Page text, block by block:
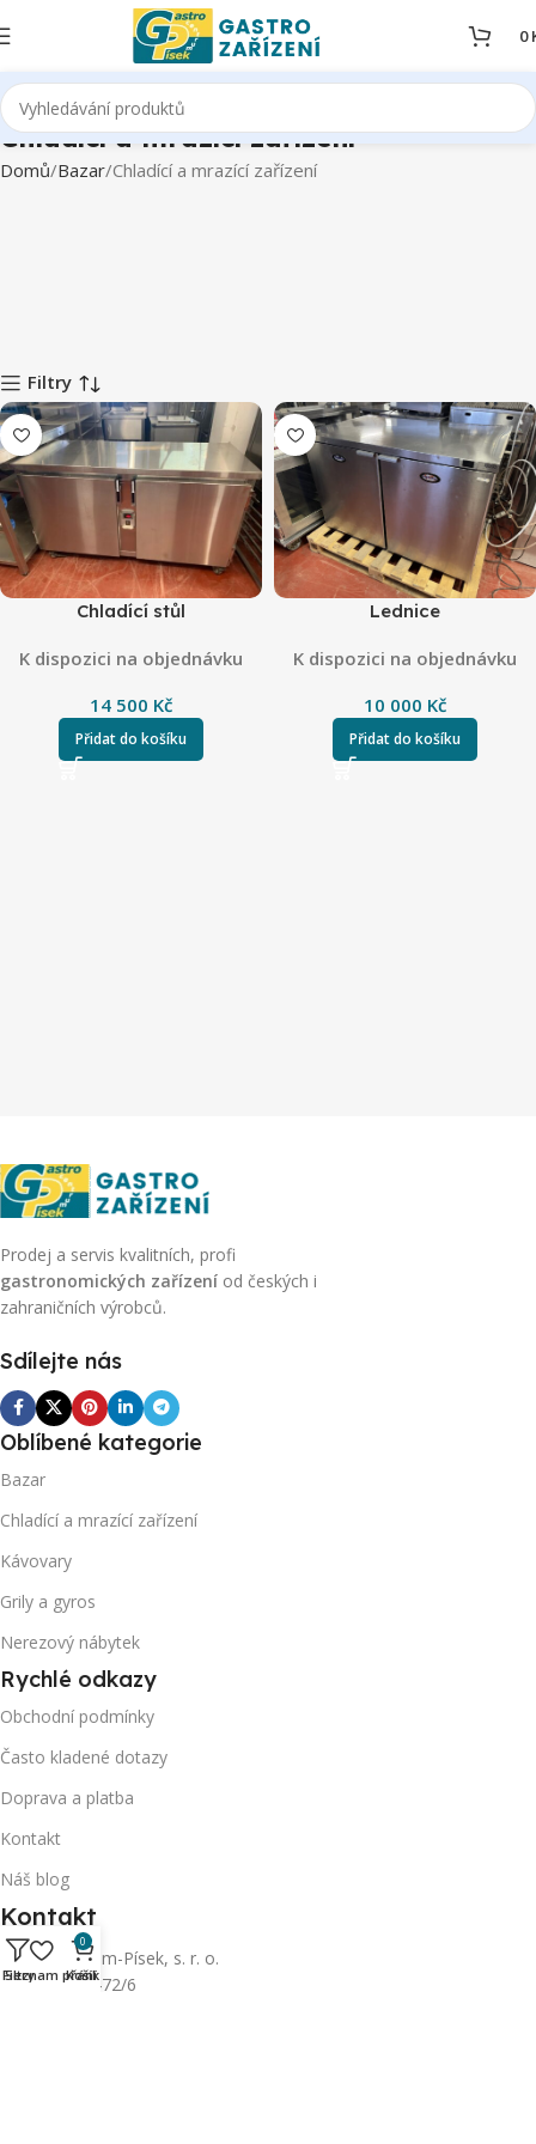
0
Chladící a mrazící zařízení
Domů Bazar Chladící a mrazící zařízení
Filtry
Chladící stůl
K dispozici na objednávku
14 500 Kč
Přidat do košíku
Lednice
K dispozici na objednávku
10 000 Kč
Přidat do košíku
Prodej a servis kvalitních, profi
gastronomických zařízení od českých i
zahraničních výrobců.
Sdílejte nás
Oblíbené kategorie
Bazar
Chladící a mrazící zařízení
Kávovary
Grily a gyros
Nerezový nábytek
Rychlé odkazy
Obchodní podmínky
Často kladené dotazy
Doprava a platba
Kontakt
Náš blog
Kontakt
Gastrocentrum-Písek, s. r. o.
Sedláčkova 472/6
Filtry
Seznam přání
0
Košík